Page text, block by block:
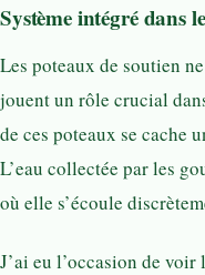
Système intégré dans
Les poteaux de soutien
jouent un rôle crucial
de ces poteaux se cache
L’eau collectée par les
où elle s’écoule
J’ai eu l’occasion de